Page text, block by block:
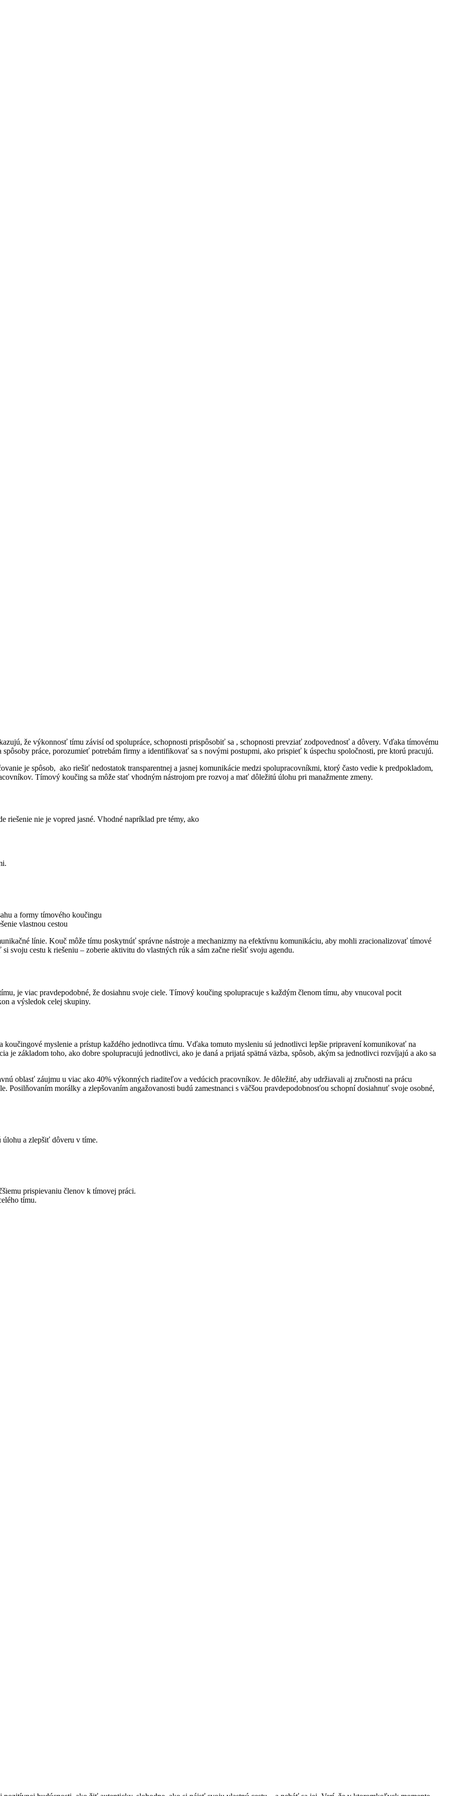
že výkonnosť tímu závisí od spolupráce, schopnosti prispôsobiť sa , schopnosti prevziať zodpovednosť a dôvery. Vďaka tímovému
práce, porozumieť potrebám firmy a identifikovať sa s novými postupmi, ako prispieť k úspechu spoločnosti, pre ktorú pracujú.
je spôsob, ako riešiť nedostatok transparentnej a jasnej komunikácie medzi spolupracovníkmi, ktorý často vedie k predpokladom,
Tímový koučing sa môže stať vhodným nástrojom pre rozvoj a mať dôležitú úlohu pri manažmente zmeny.
nie je vopred jasné. Vhodné napríklad pre témy, ako
a formy tímového koučingu
vlastnou cestou
línie. Kouč môže tímu poskytnúť správne nástroje a mechanizmy na efektívnu komunikáciu, aby mohli zracionalizovať tímové
svoju cestu k riešeniu – zoberie aktivitu do vlastných rúk a sám začne riešiť svoju agendu.
je viac pravdepodobné, že dosiahnu svoje ciele. Tímový koučing spolupracuje s každým členom tímu, aby vnucoval pocit
a výsledok celej skupiny.
koučingové myslenie a prístup každého jednotlivca tímu. Vďaka tomuto mysleniu sú jednotlivci lepšie pripravení komunikovať na
je základom toho, ako dobre spolupracujú jednotlivci, ako je daná a prijatá spätná väzba, spôsob, akým sa jednotlivci rozvíjajú a ako sa
oblasť záujmu u viac ako 40% výkonných riaditeľov a vedúcich pracovníkov. Je dôležité, aby udržiavali aj zručnosti na prácu
morálky a zlepšovaním angažovanosti budú zamestnanci s väčšou pravdepodobnosťou schopní dosiahnuť svoje osobné,
a zlepšiť dôveru v tíme.
prispievaniu členov k tímovej práci.
tímu.